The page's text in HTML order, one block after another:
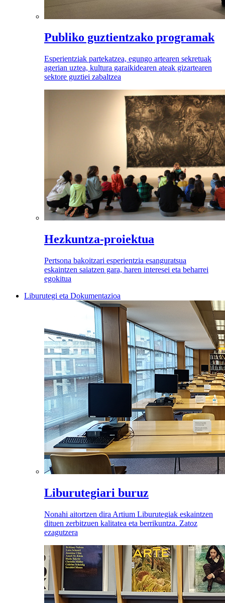
Publiko guztientzako programak
Esperientziak partekatzea, egungo artearen sekretuak
agerian uztea, kultura garaikidearen ateak gizartearen
sektore guztiei zabaltzea
Hezkuntza-proiektua
Pertsona bakoitzari esperientzia esanguratsua
eskaintzen saiatzen gara, haren interesei eta beharrei
egokitua
Liburutegi eta Dokumentazioa
Liburutegiari buruz
Nonahi aitortzen dira Artium Liburutegiak eskaintzen
dituen zerbitzuen kalitatea eta berrikuntza. Zatoz
ezagutzera